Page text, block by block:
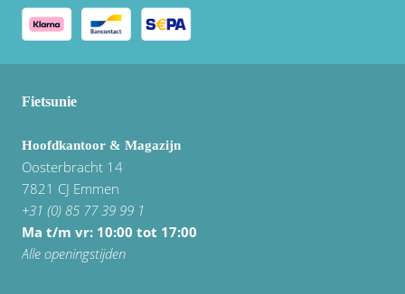
Fietsunie
Hoofdkantoor & Magazijn
Oosterbracht 14
7821 CJ Emmen
+31 (0) 85 77 39 99 1
Ma t/m vr: 10:00 tot 17:00
Alle openingstijden